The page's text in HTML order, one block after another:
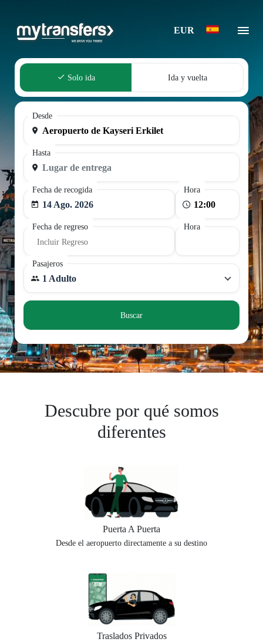
EUR
Solo ida Ida y vuelta
Desde
Hasta
Fecha de recogida
14 Ago. 2026
Hora
Fecha de regreso
Incluir Regreso
Hora
Pasajeros
1 Adulto
Buscar
Descubre por qué somos
diferentes
Puerta A Puerta
Desde el aeropuerto directamente a su destino
Traslados Privados